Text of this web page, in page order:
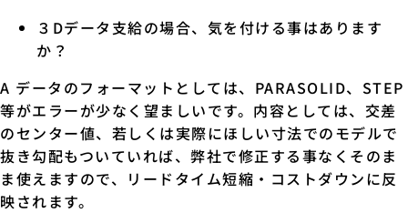
３Dデータ支給の場合、気を付ける事はあります
か？
A データのフォーマットとしては、PARASOLID、STEP
等がエラーが少なく望ましいです。内容としては、交差
のセンター値、若しくは実際にほしい寸法でのモデルで
抜き勾配もついていれば、弊社で修正する事なくそのま
ま使えますので、リードタイム短縮・コストダウンに反
映されます。